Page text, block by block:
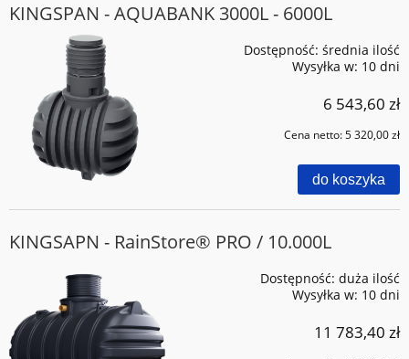
KINGSPAN - AQUABANK 3000L - 6000L
Dostępność: średnia ilość
Wysyłka w: 10 dni
6 543,60 zł
Cena netto:5 320,00 zł
do koszyka
KINGSAPN - RainStore® PRO / 10.000L
Dostępność: duża ilość
Wysyłka w: 10 dni
11 783,40 zł